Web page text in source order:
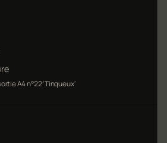
A4 n°22 'Tinqueux'